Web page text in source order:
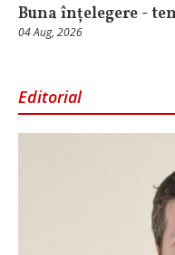
Buna înțelegere -
04 Aug, 2026
Editorial